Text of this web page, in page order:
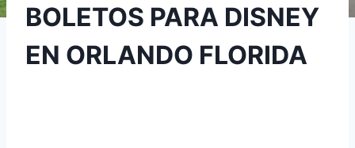
BOLETOS PARA DISNEY
EN ORLANDO FLORIDA